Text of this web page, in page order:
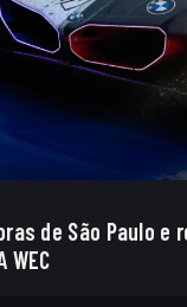
de São Paulo e
WEC